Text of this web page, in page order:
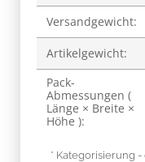
Versandgewicht:
Artikelgewicht:
Pack-
Abmessungen (
Länge × Breite ×
Höhe ):
* Kategorisierung